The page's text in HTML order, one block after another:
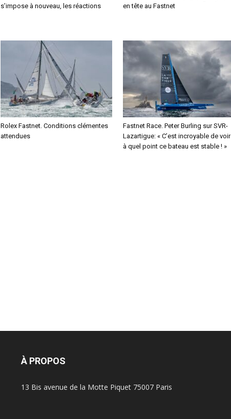
s’impose à nouveau, les réactions
en tête au Fastnet
Rolex Fastnet. Conditions clémentes
attendues
Fastnet Race. Peter Burling sur SVR-
Lazartigue: « C’est incroyable de voir
à quel point ce bateau est stable ! »
À PROPOS
13 Bis avenue de la Motte Piquet 75007 Paris